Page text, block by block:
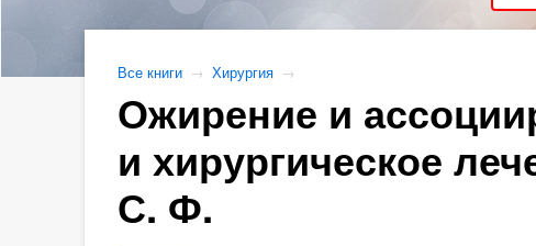
Все книги → Хирургия →
Ожирение и
и хирургическое
С. Ф.